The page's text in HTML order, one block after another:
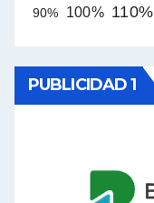
90% 100% 110%
PUBLICIDAD 1